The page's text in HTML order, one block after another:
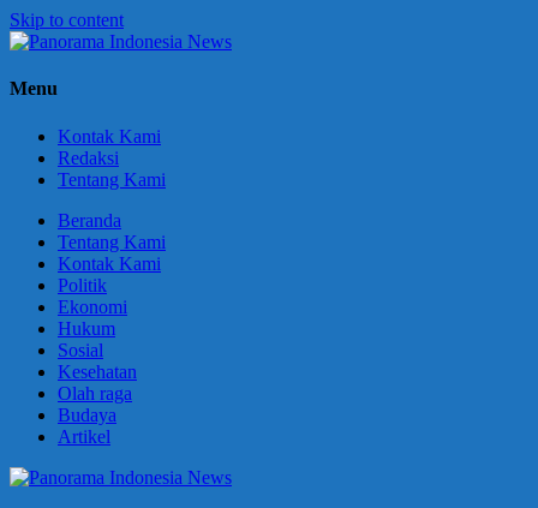
Skip to content
Panorama
Berani
Menu
Kontak Kami
Redaksi
Tentang Kami
Beranda
Tentang Kami
Kontak Kami
Politik
Ekonomi
Hukum
Sosial
Kesehatan
Olah raga
Budaya
Artikel